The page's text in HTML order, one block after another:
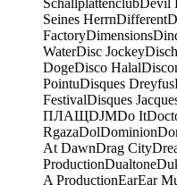
SchallplattenclubDevil
Seines HerrnDifferent
FactoryDimensions
WaterDisc Jockey
DogeDisco Halal
PointuDisques Dreyfus
FestivalDisques
ПЛАЩDJMDo It
RgazaDolDominion
At DawnDrag City
ProductionDualtone
A ProductionEarEar